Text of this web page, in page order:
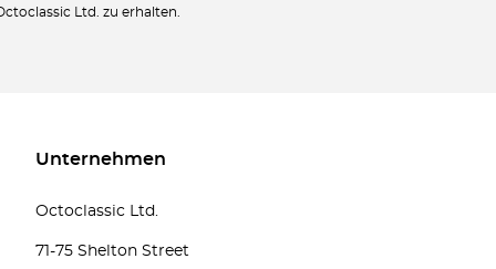
Ltd. zu erhalten.
Unternehmen
Octoclassic Ltd.
71-75 Shelton Street